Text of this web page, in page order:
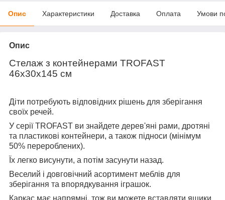
Опис Характеристики Доставка Оплата Умови
Опис
Стелаж з контейнерами TROFAST
46x30x145 см
Діти потребують відповідних рішень для зберігання
своїх речей.
У серії TROFAST ви знайдете дерев'яні рами, дротяні
та пластикові контейнери, а також підноси (мінімум
50% перероблених).
Їх легко висунути, а потім засунути назад.
Веселий і довговічний асортимент меблів для
зберігання та впорядкування іграшок.
Каркас має напрямні, тож ви можете вставляти ящики